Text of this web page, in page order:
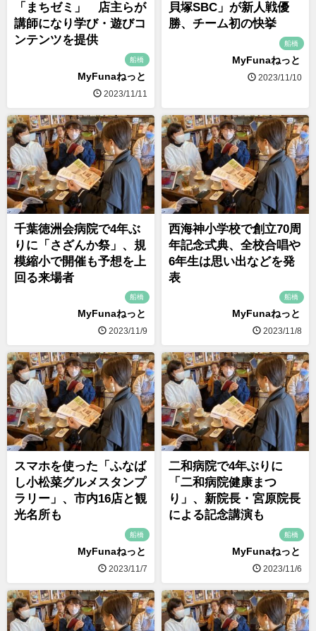
「まちゼミ」 店主らが
講師になり学び・遊びコ
ンテンツを提供
船橋
MyFunaねっと
2023/11/11
貝塚SBC」が新人戦優
勝、チーム初の快挙
船橋
MyFunaねっと
2023/11/10
千葉徳洲会病院で4年ぶ
りに「さざんか祭」、規
模縮小で開催も予想を上
回る来場者
船橋
MyFunaねっと
2023/11/9
西海神小学校で創立70周
年記念式典、全校合唱や
6年生は思い出などを発
表
船橋
MyFunaねっと
2023/11/8
スマホを使った「ふなば
し小松菜グルメスタンプ
ラリー」、市内16店と観
光名所も
船橋
MyFunaねっと
2023/11/7
二和病院で4年ぶりに
「二和病院健康まつ
り」、新院長・宮原院長
による記念講演も
船橋
MyFunaねっと
2023/11/6